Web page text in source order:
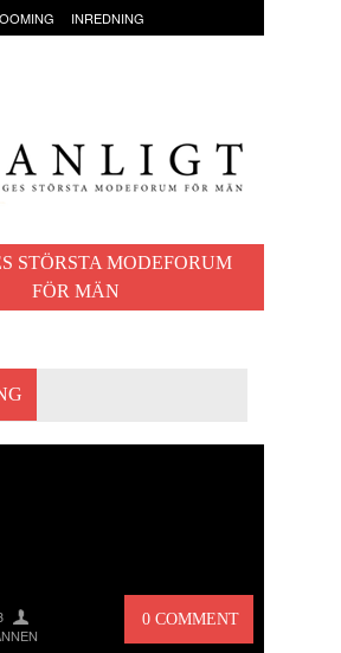
INREDNING
MAT OCH DRYCK
STÖRSTA MODEFORUM
FÖR MÄN
0 COMMENT